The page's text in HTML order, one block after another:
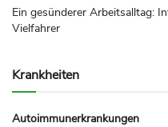
Ein gesünderer Arbeitsalltag:
Vielfahrer
Krankheiten
Autoimmunerkrankungen